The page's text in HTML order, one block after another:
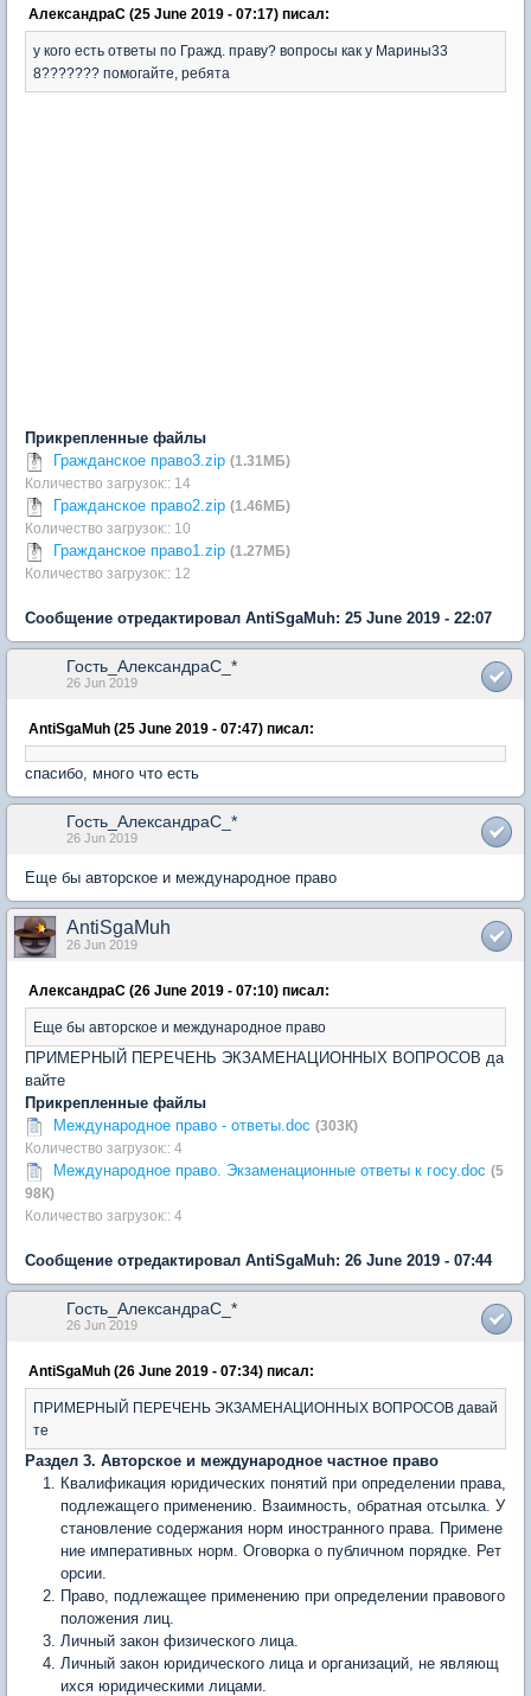
АлександраC (25 June 2019 - 07:17) писал:
у кого есть ответы по Гражд. праву? вопросы как у Марины33
8??????? помогайте, ребята
Прикрепленные файлы
Гражданское право3.zip (1.31МБ)
Количество загрузок:: 14
Гражданское право2.zip (1.46МБ)
Количество загрузок:: 10
Гражданское право1.zip (1.27МБ)
Количество загрузок:: 12
Сообщение отредактировал AntiSgaMuh: 25 June 2019 - 22:07
Гость_АлександраC_*
26 Jun 2019
AntiSgaMuh (25 June 2019 - 07:47) писал:
спасибо, много что есть
Гость_АлександраC_*
26 Jun 2019
Еще бы авторское и международное право
AntiSgaMuh
26 Jun 2019
АлександраC (26 June 2019 - 07:10) писал:
Еще бы авторское и международное право
ПРИМЕРНЫЙ ПЕРЕЧЕНЬ ЭКЗАМЕНАЦИОННЫХ ВОПРОСОВ да
вайте
Прикрепленные файлы
Международное право - ответы.doc (303К)
Количество загрузок:: 4
Международное право. Экзаменационные ответы к госу.doc (5
98К)
Количество загрузок:: 4
Сообщение отредактировал AntiSgaMuh: 26 June 2019 - 07:44
Гость_АлександраC_*
26 Jun 2019
AntiSgaMuh (26 June 2019 - 07:34) писал:
ПРИМЕРНЫЙ ПЕРЕЧЕНЬ ЭКЗАМЕНАЦИОННЫХ ВОПРОСОВ давай
те
Раздел 3. Авторское и международное частное право
Квалификация юридических понятий при определении права,
подлежащего применению. Взаимность, обратная отсылка. У
становление содержания норм иностранного права. Примене
ние императивных норм. Оговорка о публичном порядке. Рет
орсии.
Право, подлежащее применению при определении правового
положения лиц.
Личный закон физического лица.
Личный закон юридического лица и организаций, не являющ
ихся юридическими лицами.